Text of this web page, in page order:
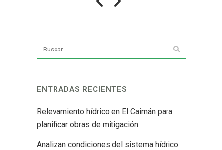
ENTRADAS RECIENTES
Relevamiento hídrico en El Caimán para
planificar obras de mitigación
Analizan condiciones del sistema hídrico